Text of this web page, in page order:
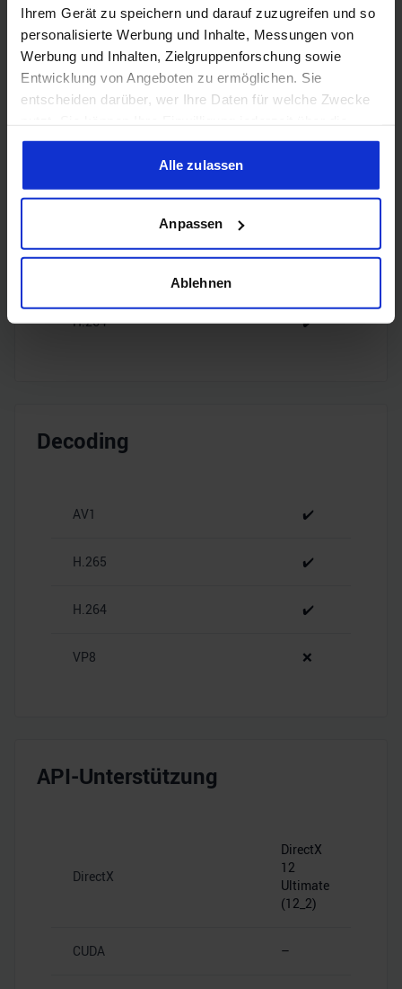
Ihrem Gerät zu speichern und darauf zuzugreifen und so
personalisierte Werbung und Inhalte, Messungen von
Werbung und Inhalten, Zielgruppenforschung sowie
Entwicklung von Angeboten zu ermöglichen. Sie
entscheiden darüber, wer Ihre Daten für welche Zwecke
Cookie-Erklärung oder durch Klicken auf das Privacy
Trigger Symbol ändern oder widerrufen
Informationen über Ihre geografische Lage erfassen,
welche bis auf einige Meter genau sein können
Ihr Gerät durch aktives Scannen nach bestimmten
Erfahren Sie mehr darüber, wie Ihre persönlichen Daten
personalisieren, Funktionen für soziale Medien anbieten
zu können und die Zugriffe auf unsere Website zu
soziale Medien, Werbung und Analysen weiter. Unsere
weiteren Daten zusammen, die Sie ihnen bereitgestellt
gesammelt haben.
Alle zulassen
Anpassen
Ablehnen
DisplayPort
3x
DisplayPort
2.1
Encoding
H.264 ✔️
Decoding
AV1 ✔️
H.265 ✔️
H.264 ✔️
VP8 ❌
API-Unterstützung
DirectX
DirectX
12
Ultimate
(12_2)
CUDA –